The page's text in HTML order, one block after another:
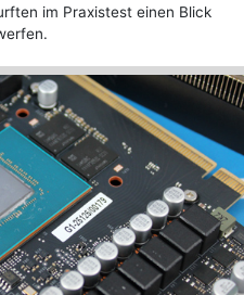
im Praxistest einen Blick